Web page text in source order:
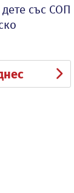
със СОП